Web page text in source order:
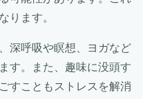
ります。
深呼吸や瞑想、ヨガなど
す。また、趣味に没頭す
すこともストレスを解消